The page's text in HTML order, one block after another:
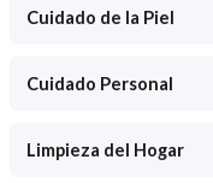
Cuidado de la Piel
Cuidado Personal
Limpieza del Hogar